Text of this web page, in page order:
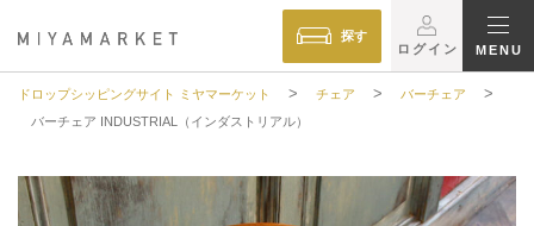
探す
ログイン
MENU
ドロップシッピングサイト ミヤマーケット > チェア > バーチェア >
バーチェア INDUSTRIAL（インダストリアル）